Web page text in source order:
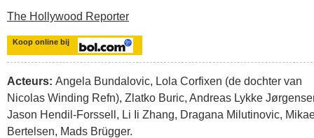
The Hollywood Reporter
Koop online bij
Acteurs: Angela Bundalovic, Lola Corfixen (de dochter van
Nicolas Winding Refn), Zlatko Buric, Andreas Lykke
Jason Hendil-Forssell, Li Ii Zhang, Dragana Milutinovic,
Bertelsen, Mads Brügger.